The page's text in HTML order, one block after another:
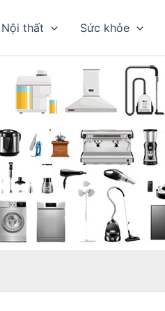
Nội thất Sức khỏe